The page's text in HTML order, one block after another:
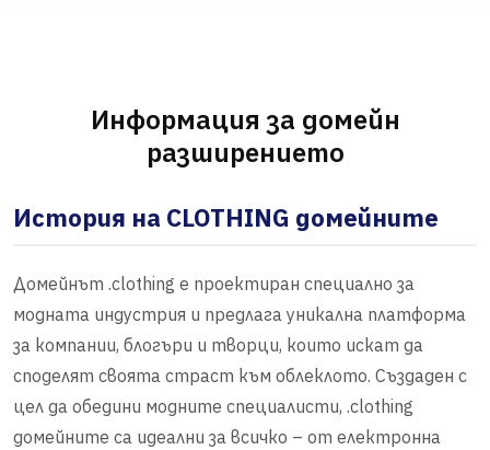
Информация за домейн
разширението
История на CLOTHING домейните
Домейнът .clothing е проектиран специално за
модната индустрия и предлага уникална платформа
за компании, блогъри и творци, които искат да
споделят своята страст към облеклото. Създаден с
цел да обедини модните специалисти, .clothing
домейните са идеални за всичко – от електронна